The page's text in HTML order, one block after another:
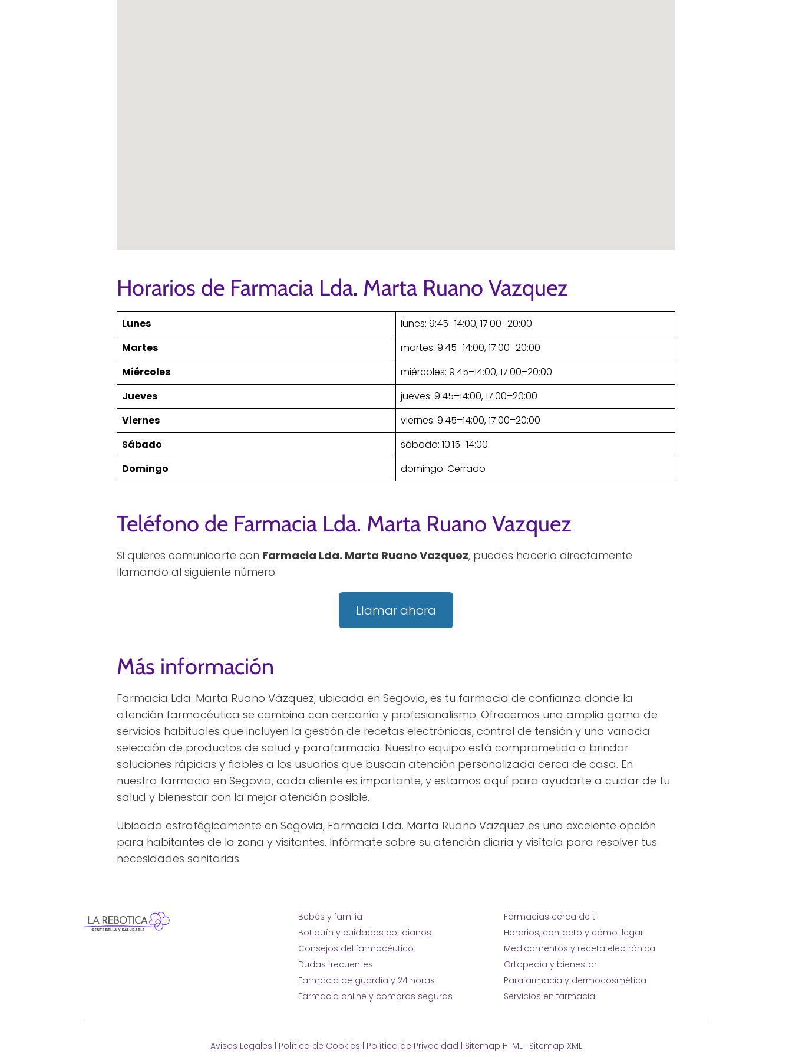
Horarios de Farmacia Lda. Marta Ruano Vazquez
Lunes
lunes: 9:45–14:00, 17:00–20:00
Martes
martes: 9:45–14:00, 17:00–20:00
Miércoles
miércoles: 9:45–14:00, 17:00–20:00
Jueves
jueves: 9:45–14:00, 17:00–20:00
Viernes
viernes: 9:45–14:00, 17:00–20:00
Sábado
sábado: 10:15–14:00
Domingo
domingo: Cerrado
Teléfono de Farmacia Lda. Marta Ruano Vazquez
Si quieres comunicarte con Farmacia Lda. Marta Ruano Vazquez, puedes hacerlo directamente
llamando al siguiente número:
Llamar ahora
Más información
Farmacia Lda. Marta Ruano Vázquez, ubicada en Segovia, es tu farmacia de confianza donde la
atención farmacéutica se combina con cercanía y profesionalismo. Ofrecemos una amplia gama de
servicios habituales que incluyen la gestión de recetas electrónicas, control de tensión y una variada
selección de productos de salud y parafarmacia. Nuestro equipo está comprometido a brindar
soluciones rápidas y fiables a los usuarios que buscan atención personalizada cerca de casa. En
nuestra farmacia en Segovia, cada cliente es importante, y estamos aquí para ayudarte a cuidar de tu
salud y bienestar con la mejor atención posible.
Ubicada estratégicamente en Segovia, Farmacia Lda. Marta Ruano Vazquez es una excelente opción
para habitantes de la zona y visitantes. Infórmate sobre su atención diaria y visítala para resolver tus
necesidades sanitarias.
Bebés y familia
Botiquín y cuidados cotidianos
Consejos del farmacéutico
Dudas frecuentes
Farmacia de guardia y 24 horas
Farmacia online y compras seguras
Farmacias cerca de ti
Horarios, contacto y cómo llegar
Medicamentos y receta electrónica
Ortopedia y bienestar
Parafarmacia y dermocosmética
Servicios en farmacia
Avisos Legales | Política de Cookies | Política de Privacidad | Sitemap HTML· Sitemap XML